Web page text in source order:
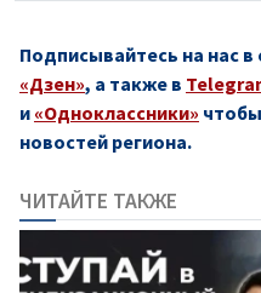
Подписывайтесь на нас в
«Дзен», а также в
и «Одноклассники»
новостей региона.
ЧИТАЙТЕ ТАКЖЕ